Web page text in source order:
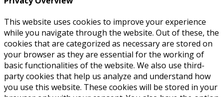
This website uses cookies to improve your experience
while you navigate through the website. Out of these, the
cookies that are categorized as necessary are stored on
your browser as they are essential for the working of
basic functionalities of the website. We also use third-
party cookies that help us analyze and understand how
you use this website. These cookies will be stored in your